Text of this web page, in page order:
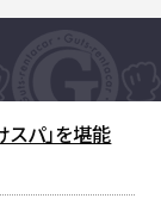
スパ」を堪能